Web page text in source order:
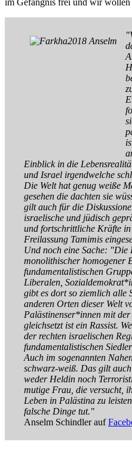
Einblick in die
und Israel irgendwelche
Die Welt hat genug weiße
gesehen die dachten sie
gilt auch für die
israelische und jüdisch
und fortschrittliche Kräfte
Freilassung Tamimis
Und noch eine Sache: "Die
monolithischer homogener
fundamentalistischen
Liberalen,
gibt es dort so ziemlich alle
anderen Orten dieser Welt
Palästinenser*innen mit
gleichsetzt ist ein Rassist.
der rechten israelischen
fundamentalistischen
Auch im sogenannten
schwarz-weiß. Das gilt
weder Heldin noch
mutige Frau, die versucht,
Leben in Palästina zu
falsche Dinge tut."
Anselm Schindler auf